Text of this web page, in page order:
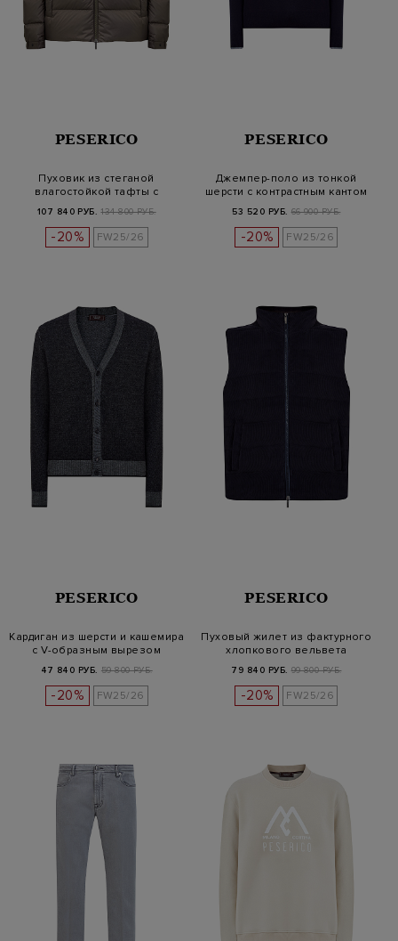
PESERICO
Пуховик из стеганой
влагостойкой тафты с
107 840 РУБ. 134 800 РУБ.
-20% FW25/26
PESERICO
Джемпер-поло из тонкой
шерсти с контрастным кантом
53 520 РУБ. 66 900 РУБ.
-20% FW25/26
PESERICO
Кардиган из шерсти и кашемира
с V-образным вырезом
47 840 РУБ. 59 800 РУБ.
-20% FW25/26
PESERICO
Пуховый жилет из фактурного
хлопкового вельвета
79 840 РУБ. 99 800 РУБ.
-20% FW25/26